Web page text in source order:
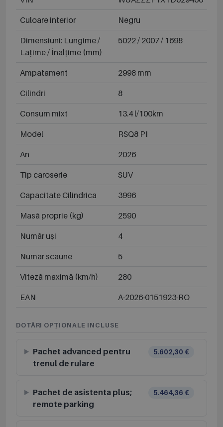
Culoare interior Negru
Dimensiuni: Lungime /
Lățime / Înălțime (mm)
5022 / 2007 / 1698
Ampatament 2998 mm
Cilindri 8
Consum mixt 13.4 l/100km
Model RSQ8 PI
An 2026
Tip caroserie SUV
Capacitate Cilindrica 3996
Masă proprie (kg) 2590
Număr uși 4
Număr scaune 5
Viteză maximă (km/h) 280
EAN A-2026-0151923-RO
DOTĂRI OPȚIONALE INCLUSE
Pachet advanced pentru
trenul de rulare
5.602,30 €
Pachet de asistenta plus;
remote parking
5.464,36 €